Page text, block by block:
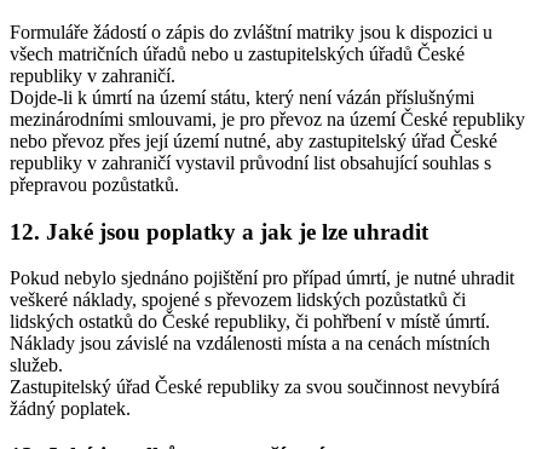
Formuláře žádostí o zápis do zvláštní matriky jsou k dispozici u
všech matričních úřadů nebo u zastupitelských úřadů České
republiky v zahraničí.
Dojde-li k úmrtí na území státu, který není vázán příslušnými
mezinárodními smlouvami, je pro převoz na území České republiky
nebo převoz přes její území nutné, aby zastupitelský úřad České
republiky v zahraničí vystavil průvodní list obsahující souhlas s
přepravou pozůstatků.
12. Jaké jsou poplatky a jak je lze uhradit
Pokud nebylo sjednáno pojištění pro případ úmrtí, je nutné uhradit
veškeré náklady, spojené s převozem lidských pozůstatků či
lidských ostatků do České republiky, či pohřbení v místě úmrtí.
Náklady jsou závislé na vzdálenosti místa a na cenách místních
služeb.
Zastupitelský úřad České republiky za svou součinnost nevybírá
žádný poplatek.